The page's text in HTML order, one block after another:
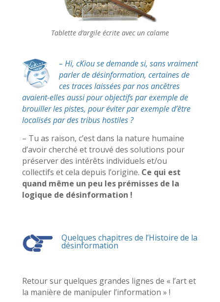
Tablette d’argile écrite avec un calame
– Hi, cKiou se demande si, sans vraiment
parler de désinformation, certaines de
ces traces laissées par nos ancêtres
avaient-elles aussi pour objectifs par exemple de
brouiller les pistes, pour éviter par exemple d’être
localisés par des tribus hostiles ?
– Tu as raison, c’est dans la nature humaine
d’avoir cherché et trouvé des solutions pour
préserver des intérêts individuels et/ou
collectifs et cela depuis l’origine. Ce qui est
quand même un peu les prémisses de la
logique de désinformation !
Quelques chapitres de l’Histoire de la
désinformation
Retour sur quelques grandes lignes de « l’art et
la manière de manipuler l’information » !